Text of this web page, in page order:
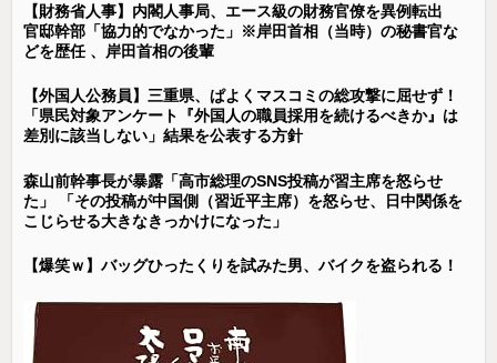
【財務省人事】内閣人事局、エース級の財務官僚を異例転出
官邸幹部「協力的でなかった」※岸田首相（当時）の秘書官な
どを歴任 、岸田首相の後輩
【外国人公務員】三重県、ぱよくマスコミの総攻撃に屈せず！
「県民対象アンケート『外国人の職員採用を続けるべきか』は
差別に該当しない」結果を公表する方針
森山前幹事長が暴露「高市総理のSNS投稿が習主席を怒らせ
た」 「その投稿が中国側（習近平主席）を怒らせ、日中関係を
こじらせる大きなきっかけになった」
【爆笑ｗ】バッグひったくりを試みた男、バイクを盗られる！